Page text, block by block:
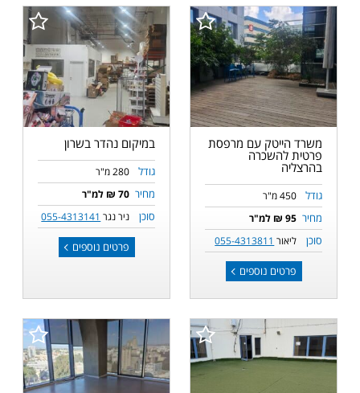
משרד הייטק עם מרפסת
פרטית להשכרה
בהרצליה
גודל 450 מ"ר
מחיר 95 ₪ למ"ר
סוכן ליאור 055-4313811
פרטים נוספים
במיקום נהדר בשרון
גודל 280 מ"ר
מחיר 70 ₪ למ"ר
סוכן ניר נגר 055-4313141
פרטים נוספים